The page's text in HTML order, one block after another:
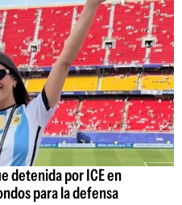
detenida por ICE en
para la defensa